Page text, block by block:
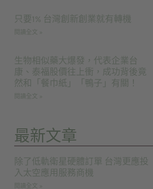
只要1% 台灣創新創業就有轉機
閱讀全文 »
生物相似藥大爆發，代表企業台
康、泰福股價往上衝，成功背後竟
然和「餐巾紙」「鴨子」有關！
閱讀全文 »
最新文章
除了低軌衛星硬體訂單 台灣更應投
入太空應用服務商機
閱讀全文 »